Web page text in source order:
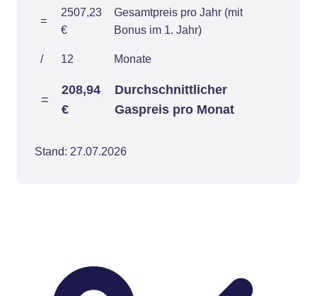
=
2507,23
€
Gesamtpreis pro Jahr (mit
Bonus im 1. Jahr)
/ 12 Monate
=
208,94
€
Durchschnittlicher
Gaspreis pro Monat
Stand: 27.07.2026